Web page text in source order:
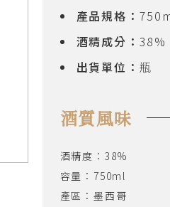
產品規格：
酒精成分： 38%
出貨單位： 瓶
酒質風味
酒精度：38%
容量：750ml
產區：墨西哥